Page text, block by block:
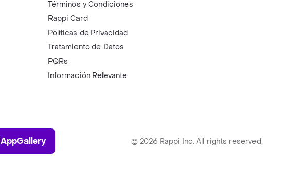
Términos y Condiciones
Rappi Card
Políticas de Privacidad
Tratamiento de Datos
PQRs
Información Relevante
AppGallery
AppGallery © 2026 Rappi Inc. All rights reserved.